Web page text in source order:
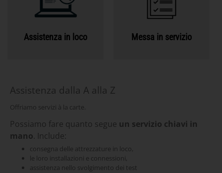
Assistenza in loco Messa in servizio
Assistenza dalla A alla Z
Offriamo servizi à la carte.
Possiamo fare quanto segue un servizio chiavi in
mano. Include:
consegna delle attrezzature in loco,
le loro installazioni e connessioni,
assistenza nello svolgimento dei test